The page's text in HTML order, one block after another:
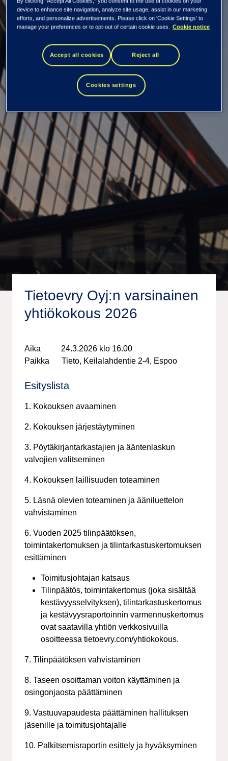
Esityslista
Tietoevry Oyj:n varsinainen
yhtiökokous 2026
Aika 24.3.2026 klo 16.00
Paikka Tieto, Keilalahdentie 2-4, Espoo
Esityslista
1. Kokouksen avaaminen
2. Kokouksen järjestäytyminen
3. Pöytäkirjantarkastajien ja ääntenlaskun
valvojien valitseminen
4. Kokouksen laillisuuden toteaminen
5. Läsnä olevien toteaminen ja ääniluettelon
vahvistaminen
6. Vuoden 2025 tilinpäätöksen,
toimintakertomuksen ja tilintarkastuskertomuksen
esittäminen
Toimitusjohtajan katsaus
Tilinpäätös, toimintakertomus (joka sisältää
kestävyysselvityksen), tilintarkastuskertomus
ja kestävyysraportoinnin varmennuskertomus
ovat saatavilla yhtiön verkkosivuilla
osoitteessa tietoevry.com/yhtiokokous.
7. Tilinpäätöksen vahvistaminen
8. Taseen osoittaman voiton käyttäminen ja
osingonjaosta päättäminen
9. Vastuuvapaudesta päättäminen hallituksen
jäsenille ja toimitusjohtajalle
10. Palkitsemisraportin esittely ja hyväksyminen
device to enhance site navigation, analyze site usage, assist in our marketing
efforts, and personalize advertisements. Please click on 'Cookie Settings' to
manage your preferences or to opt-out of certain cookie uses.
Cookie notice
Accept all cookies Reject all
Cookies settings